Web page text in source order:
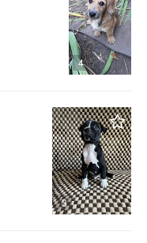
4
3